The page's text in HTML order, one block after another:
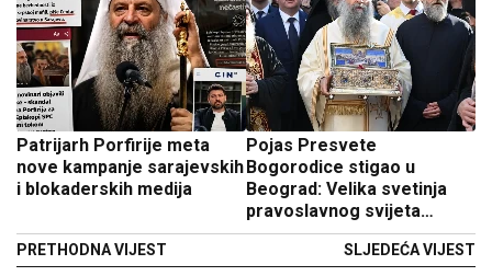
Patrijarh Porfirije meta
nove kampanje sarajevskih
i blokaderskih medija
PRETHODNA VIJEST
Pojas Presvete
Bogorodice stigao u
Beograd: Velika svetinja
pravoslavnog svijeta
predvodiće Spasovdansku
SLJEDEĆA VIJEST